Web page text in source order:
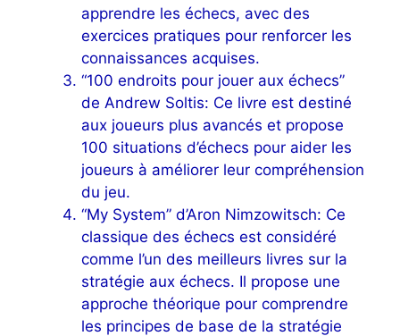
apprendre les échecs, avec des
exercices pratiques pour renforcer les
connaissances acquises.
“100 endroits pour jouer aux échecs”
de Andrew Soltis: Ce livre est destiné
aux joueurs plus avancés et propose
100 situations d’échecs pour aider les
joueurs à améliorer leur compréhension
du jeu.
“My System” d’Aron Nimzowitsch: Ce
classique des échecs est considéré
comme l’un des meilleurs livres sur la
stratégie aux échecs. Il propose une
approche théorique pour comprendre
les principes de base de la stratégie